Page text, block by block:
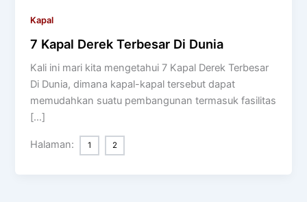
Kapal
7 Kapal Derek Terbesar Di Dunia
Kali ini mari kita mengetahui 7 Kapal Derek Terbesar
Di Dunia, dimana kapal-kapal tersebut dapat
memudahkan suatu pembangunan termasuk fasilitas
[…]
Halaman: 1 2